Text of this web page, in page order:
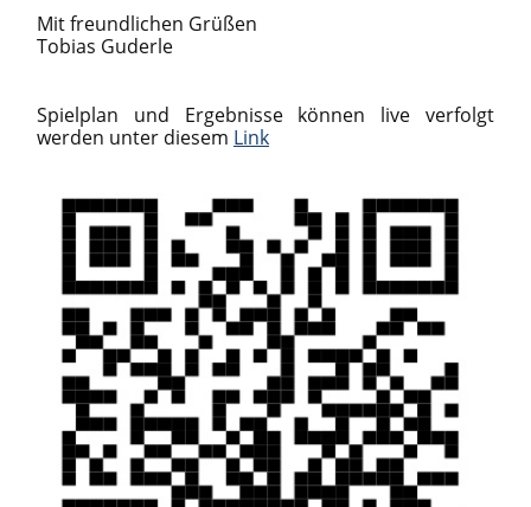
Mit freundlichen Grüßen
Tobias Guderle
Spielplan und Ergebnisse können live verfolgt
werden unter diesem Link